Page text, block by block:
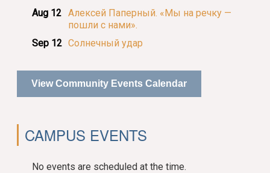
Aug 12 Алексей Паперный. «Мы на речку —
пошли с нами».
Sep 12 Солнечный удар
View Community Events Calendar
CAMPUS EVENTS
No events are scheduled at the time.